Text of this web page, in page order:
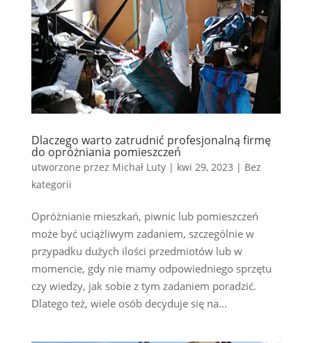
Dlaczego warto zatrudnić profesjonalną firmę
do opróżniania pomieszczeń
utworzone przez Michał Luty| kwi 29, 2023 | Bez
kategorii
Opróżnianie mieszkań, piwnic lub pomieszczeń
może być uciążliwym zadaniem, szczególnie w
przypadku dużych ilości przedmiotów lub w
momencie, gdy nie mamy odpowiedniego sprzętu
czy wiedzy, jak sobie z tym zadaniem poradzić.
Dlatego też, wiele osób decyduje się na...